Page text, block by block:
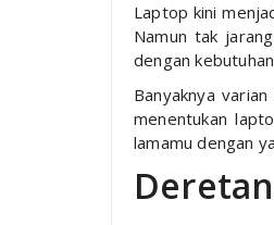
Laptop kini
Namun tak
dengan
Banyaknya
menentukan
lamamu dengan